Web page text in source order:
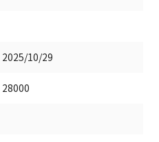
2025/10/29
28000